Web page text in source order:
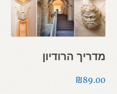
מדריך הרודיון
₪89.00